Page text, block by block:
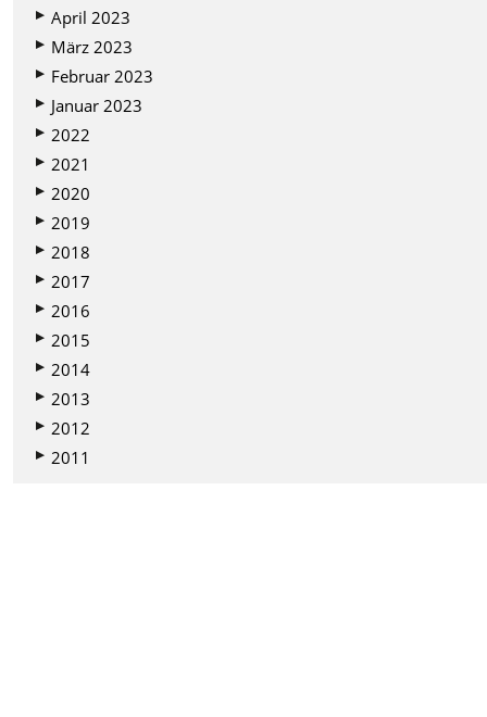
April 2023
März 2023
Februar 2023
Januar 2023
2022
2021
2020
2019
2018
2017
2016
2015
2014
2013
2012
2011